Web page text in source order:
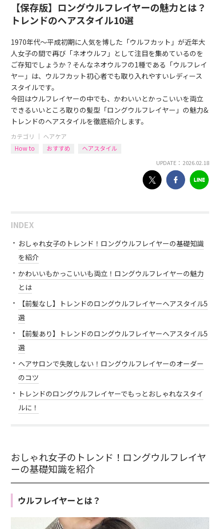
【保存版】ロングウルフレイヤーの魅力とは？
トレンドのヘアスタイル10選
1970年代～平成初期に人気を博した「ウルフカット」が近年大
人女子の間で再び「ネオウルフ」として注目を集めているのを
ご存知でしょうか？そんなネオウルフの1種である「ウルフレイ
ヤー」は、ウルフカット初心者でも取り入れやすいレディース
スタイルです。
今回はウルフレイヤーの中でも、かわいいとかっこいいを両立
できるいいところ取りの髪型「ロングウルフレイヤー」の魅力&
トレンドのヘアスタイルを徹底紹介します。
カテゴリ ｜ ヘアケア
How to
おすすめ ヘアスタイル
UPDATE： 2026.02.18
INDEX
おしゃれ女子のトレンド！ロングウルフレイヤーの基礎知識
を紹介
かわいいもかっこいいも両立！ロングウルフレイヤーの魅力
とは
【前髪なし】トレンドのロングウルフレイヤーヘアスタイル5
選
【前髪あり】トレンドのロングウルフレイヤーヘアスタイル5
選
ヘアサロンで失敗しない！ロングウルフレイヤーのオーダー
のコツ
トレンドのロングウルフレイヤーでもっとおしゃれなスタイ
ルに！
おしゃれ女子のトレンド！ロングウルフレイヤ
ーの基礎知識を紹介
ウルフレイヤーとは？